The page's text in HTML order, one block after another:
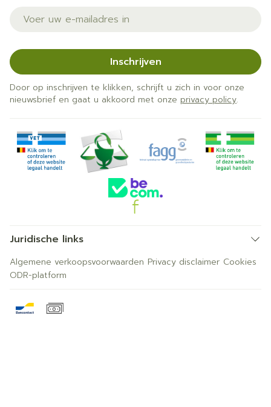
E-mail adres
Inschrijven
Door op inschrijven te klikken, schrijft u zich in voor onze
nieuwsbrief en gaat u akkoord met onze privacy policy.
Juridische links
Algemene verkoopsvoorwaarden Privacy disclaimer Cookies
ODR-platform